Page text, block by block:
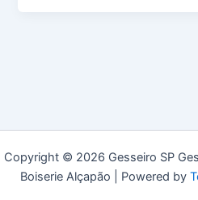
Copyright © 2026 Gesseiro SP
Boiserie Alçapão | Powered by